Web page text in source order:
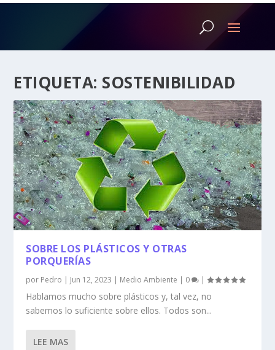
ETIQUETA: SOSTENIBILIDAD
SOBRE LOS PLÁSTICOS Y OTRAS
PORQUERÍAS
por Pedro | Jun 12, 2023 | Medio Ambiente | 0 |
Hablamos mucho sobre plásticos y, tal vez, no
sabemos lo suficiente sobre ellos. Todos son...
LEE MAS